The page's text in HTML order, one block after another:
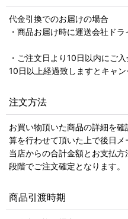
代金引換でのお届けの場合
・商品お届け時に運送会社ドラ
・ご注文日より10日以内にご入
10日以上経過致しますとキャン
注文方法
お買い物頂いた商品の詳細を
算を行わせて頂いた上で後日メ
当店からの合計金額とお支払
段階でご注文確定となります。
商品引渡時期